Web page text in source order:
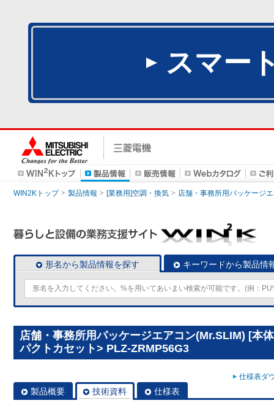
スマー
WIN2Kトップ 製品情報 [業務用]空調・換気 店舗・事務所用パッケージ
形名から製品情報を探す キーワードから製品情
店舗・事務所用パッケージエアコン(Mr.SLIM) [本
パクトカセット> PLZ-ZRMP56G3
仕様表ダ
製品概要 技術資料 仕様表